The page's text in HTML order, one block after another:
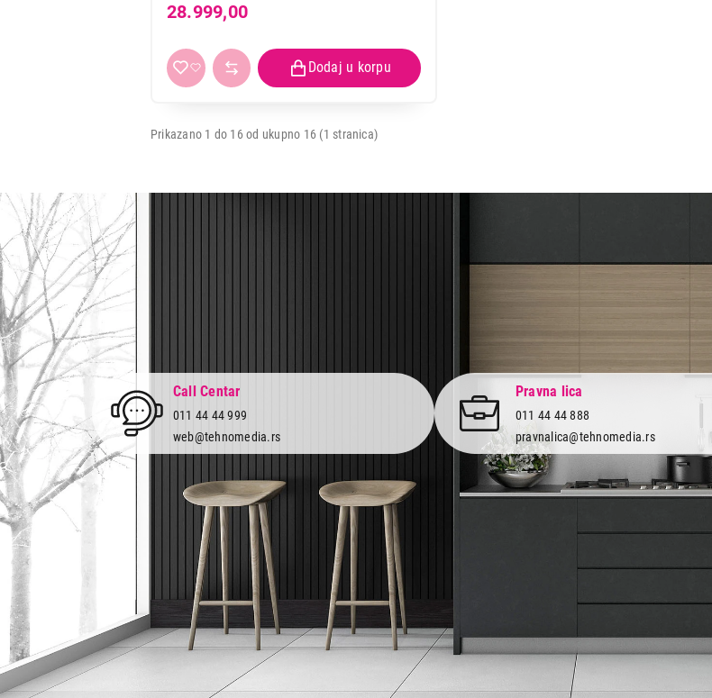
28.999,00
Prikazano 1 do 16 od ukupno 16 (1 stranica)
Call Centar
011 44 44 999
web@tehnomedia.rs
Pravna lica
011 44 44 888
pravnalica@tehnomedia.rs
Tehnomedia
Naše prodavnice
Kontakt
Pravna lica
Načini plaćanja
Tax Free kupovina
Česta postavljana pitanja